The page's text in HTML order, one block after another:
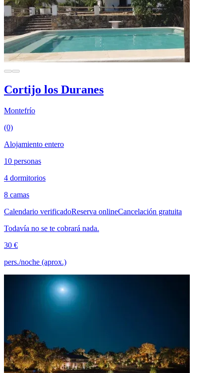
Cortijo los Duranes
Montefrío
(0)
Alojamiento entero
10 personas
4 dormitorios
8 camas
Calendario verificadoReserva onlineCancelación gratuita
Todavía no se te cobrará nada.
30 €
pers./noche (aprox.)